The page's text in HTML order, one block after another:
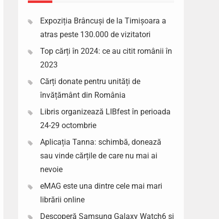
Expoziția Brâncuși de la Timișoara a
atras peste 130.000 de vizitatori
Top cărți în 2024: ce au citit românii în
2023
Cărți donate pentru unități de
învățământ din România
Libris organizează LIBfest în perioada
24-29 octombrie
Aplicația Tanna: schimbă, donează
sau vinde cărțile de care nu mai ai
nevoie
eMAG este una dintre cele mai mari
librării online
Descoperă Samsung Galaxy Watch6 si